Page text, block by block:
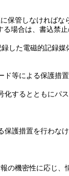
保管しなければな
場合は、書込禁
した電磁的記録
等による保護措置
するとともにパ
護措置を行わなけ
の機密性に応じ、